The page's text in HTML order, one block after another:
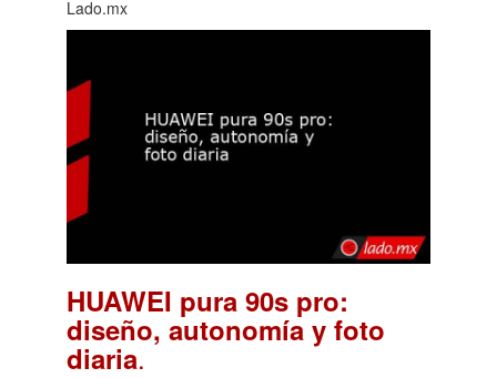
Lado.mx
HUAWEI pura 90s pro:
diseño, autonomía y foto
diaria.